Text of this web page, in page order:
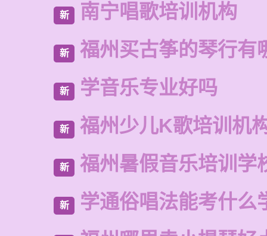
新 南宁唱歌培训机构
新 福州买古筝的琴行有
新 学音乐专业好吗
新 福州少儿K歌培训机
新 福州暑假音乐培训学
新 学通俗唱法能考什么